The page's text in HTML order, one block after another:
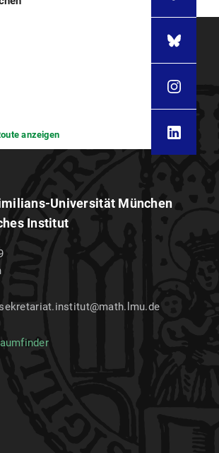
anzeigen
Universität München
Institut